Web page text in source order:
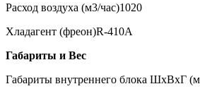
Расход воздуха (м3/час)1020
Хладагент (фреон)R-410A
Габариты и Вес
Габариты внутреннего блока ШхВхГ